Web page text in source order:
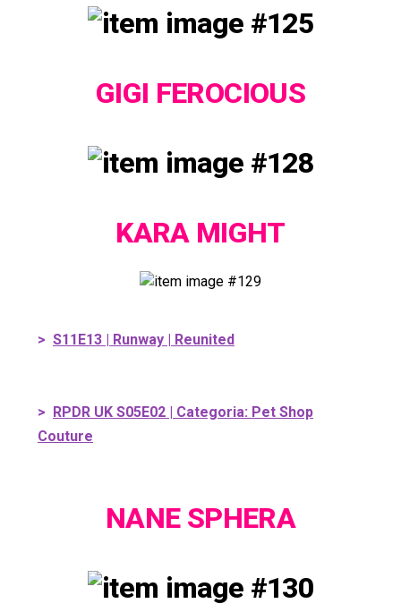
GIGI FEROCIOUS
KARA MIGHT
> S11E13 | Runway | Reunited
> RPDR UK S05E02 | Categoria: Pet Shop
Couture
NANE SPHERA